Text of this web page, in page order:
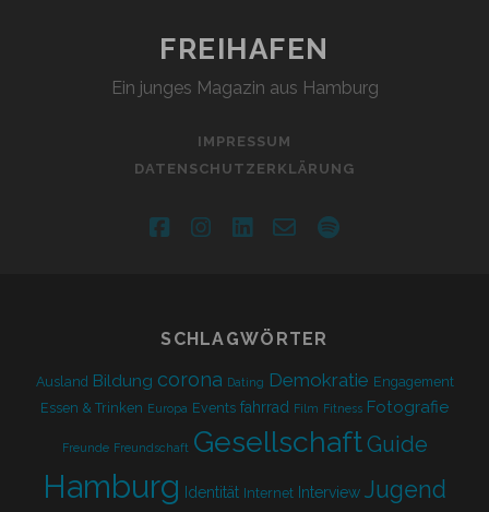
FREIHAFEN
Ein junges Magazin aus Hamburg
IMPRESSUM
DATENSCHUTZERKLÄRUNG
facebookinstagram
linkedin
email-spotify
SCHLAGWÖRTER
Ausland Bildung corona Dating Demokratie Engagement
Essen & Trinken Europa Events fahrrad Film Fitness Fotografie
Freunde Freundschaft GesellschaftGuide
Hamburg Identität Internet Interview Jugend